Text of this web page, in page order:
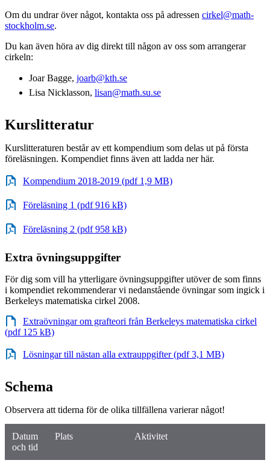
Om du undrar över något, kontakta oss på adressen cirkel@math-
stockholm.se.
Du kan även höra av dig direkt till någon av oss som arrangerar
cirkeln:
Joar Bagge, joarb@kth.se
Lisa Nicklasson, lisan@math.su.se
Kurslitteratur
Kurslitteraturen består av ett kompendium som delas ut på första
föreläsningen. Kompendiet finns även att ladda ner här.
Kompendium 2018-2019 (pdf 1,9 MB)
Föreläsning 1 (pdf 916 kB)
Föreläsning 2 (pdf 958 kB)
Extra övningsuppgifter
För dig som vill ha ytterligare övningsuppgifter utöver de som finns
i kompendiet rekommenderar vi nedanstående övningar som ingick i
Berkeleys matematiska cirkel 2008.
Extraövningar om grafteori från Berkeleys matematiska cirkel
(pdf 125 kB)
Lösningar till nästan alla extrauppgifter (pdf 3,1 MB)
Schema
Observera att tiderna för de olika tillfällena varierar något!
Datum
och tid
Plats Aktivitet